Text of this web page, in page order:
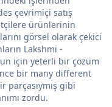
çevrimiçi satış
ürünlerinin
görsel olarak çekici
Lakshmi -
için yeterli bir çözüm
bir many different
gibi
zordu.